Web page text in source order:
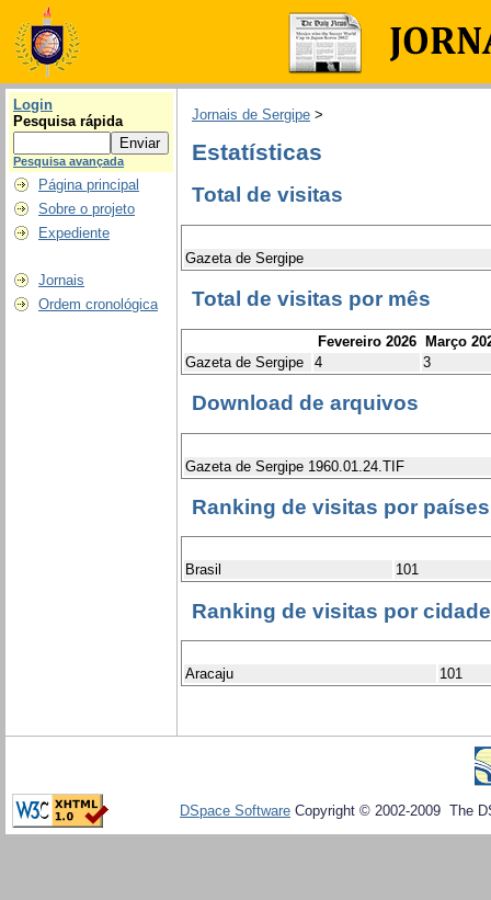
Login
Pesquisa rápida
Pesquisa avançada
Página principal
Sobre o projeto
Expediente
Jornais
Ordem cronológica
Jornais de Sergipe >
Estatísticas
Total de visitas
Gazeta de Sergipe
Total de visitas por mês
Fevereiro 2026 Março
Gazeta de Sergipe
4 3
Download de arquivos
Gazeta de Sergipe 1960.01.24.TIF
Ranking de visitas por países
Brasil 101
Ranking de visitas por
Aracaju 101
DSpace Software Copyright © 2002-2009 The